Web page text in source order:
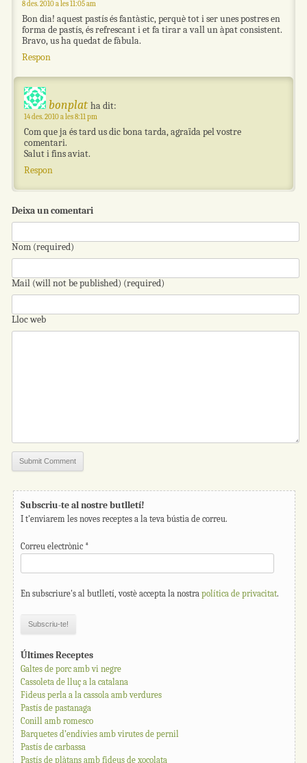
8 des. 2010 a les 11:05 am
Bon dia! aquest pastís és fantàstic, perquè tot i ser unes postres en
forma de pastís, és refrescant i et fa tirar a vall un àpat consistent.
Bravo, us ha quedat de fàbula.
Respon
bonplat ha dit:
14 des. 2010 a les 8:11 pm
Com que ja és tard us dic bona tarda, agraïda pel vostre
comentari.
Salut i fins aviat.
Respon
Deixa un comentari
Nom (required)
Mail (will not be published) (required)
Lloc web
Subscriu-te al nostre butlletí!
I t'enviarem les noves receptes a la teva bústia de correu.
Correu electrònic *
En subscriure's al butlletí, vostè accepta la nostra política de privacitat.
Últimes Receptes
Galtes de porc amb vi negre
Cassoleta de lluç a la catalana
Fideus perla a la cassola amb verdures
Pastís de pastanaga
Conill amb romesco
Barquetes d’endívies amb virutes de pernil
Pastís de carbassa
Pastís de plàtans amb fideus de xocolata